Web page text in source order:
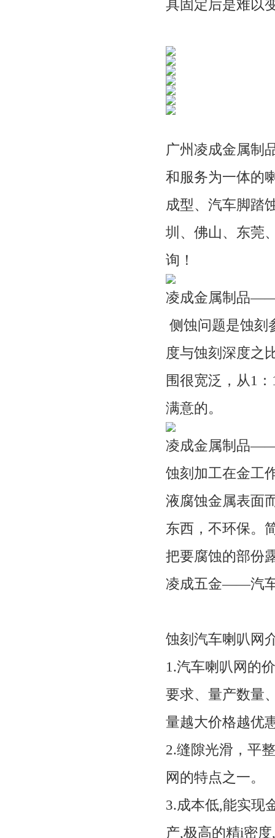
具固定后是难以
广州凌成金属制
和服务为一体的
成型、汽车脚踏
圳、佛山、东莞
询！
凌成金属制品
侧蚀问题是蚀刻
度与蚀刻深度之
围很宽泛，从1
满意的。
凌成金属制品
蚀刻加工在金工
液腐蚀金属表面
东西，不环保。
把要腐蚀的部份
凌成五金——汽
蚀刻汽车喇叭网
1.汽车喇叭网的
要求、量产数量
量越大价格越优
2.缝隙光滑，平
网的特点之一。
3.成本低,能实现
产,极高的精i密